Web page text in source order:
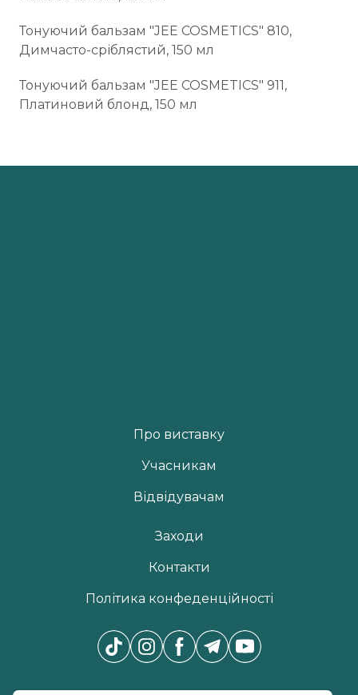
Тонуючий бальзам "JEE COSMETICS" 810,
Димчасто-сріблястий, 150 мл
Тонуючий бальзам "JEE COSMETICS" 911,
Платиновий блонд, 150 мл
Про виставку
Учасникам
Відвідувачам
Заходи
Контакти
Політика конфеденційності